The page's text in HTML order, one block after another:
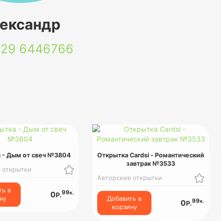
6446766
- Дым от свеч №3804
в
0Р.99к.
Открытка Cardsi - Романтический
завтрак №3533
Авторские открытки
Добавить в
корзину
0Р.99к.